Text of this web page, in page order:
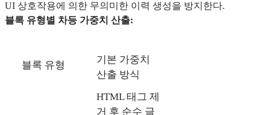
UI 상호작용에 의한 무의미한 이력 생성을 방지한다.
블록 유형별 차등 가중치 산출:
블록 유형
기본 가중치
산출 방식
HTML 태그 제
거 후 순수 글